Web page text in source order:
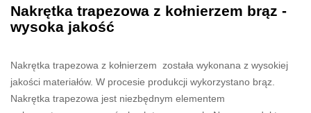
Nakrętka trapezowa z kołnierzem brąz -
wysoka jakość
Nakrętka trapezowa z kołnierzem została wykonana z wysokiej
jakości materiałów. W procesie produkcji wykorzystano brąz.
Nakrętka trapezowa jest niezbędnym elementem